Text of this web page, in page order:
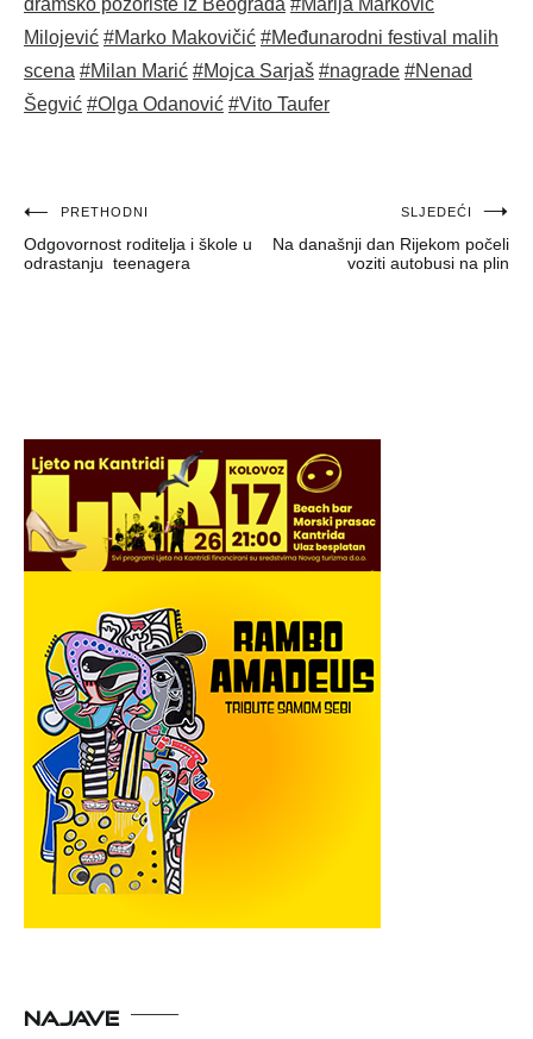
dramsko pozorište iz Beograda #Marija Marković
Milojević #Marko Makovičić #Međunarodni festival malih
scena #Milan Marić #Mojca Sarjaš #nagrade #Nenad
Šegvić #Olga Odanović #Vito Taufer
Navigacija
objava
PRETHODNI
Odgovornost roditelja i škole u
odrastanju teenagera
SLJEDEĆI
Na današnji dan Rijekom počeli
voziti autobusi na plin
NAJAVE